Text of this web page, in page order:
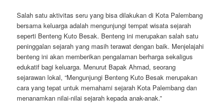
Salah satu aktivitas seru yang bisa dilakukan di Kota Palembang
bersama keluarga adalah mengunjungi tempat wisata sejarah
seperti Benteng Kuto Besak. Benteng ini merupakan salah satu
peninggalan sejarah yang masih terawat dengan baik. Menjelajahi
benteng ini akan memberikan pengalaman berharga sekaligus
edukatif bagi keluarga. Menurut Bapak Ahmad, seorang
sejarawan lokal, “Mengunjungi Benteng Kuto Besak merupakan
cara yang tepat untuk memahami sejarah Kota Palembang dan
menanamkan nilai-nilai sejarah kepada anak-anak.”